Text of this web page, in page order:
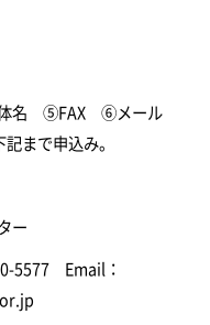
名 ⑤FAX ⑥メール
まで申込み。
ー
5577 Email：